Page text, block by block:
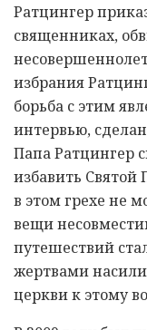
Ратцингер
священниках,
избрания
борьба с этим
интервью,
Папа Ратцингер
избавить Святой
в этом грехе не
вещи
путешествий
жертвами
церкви к этому